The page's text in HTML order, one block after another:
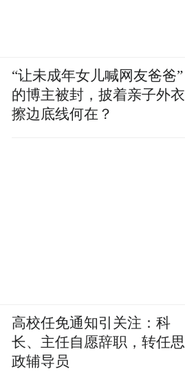
“让未成年女儿喊网友爸爸”
的博主被封，披着亲子外衣
擦边底线何在？
高校任免通知引关注：科
长、主任自愿辞职，转任思
政辅导员